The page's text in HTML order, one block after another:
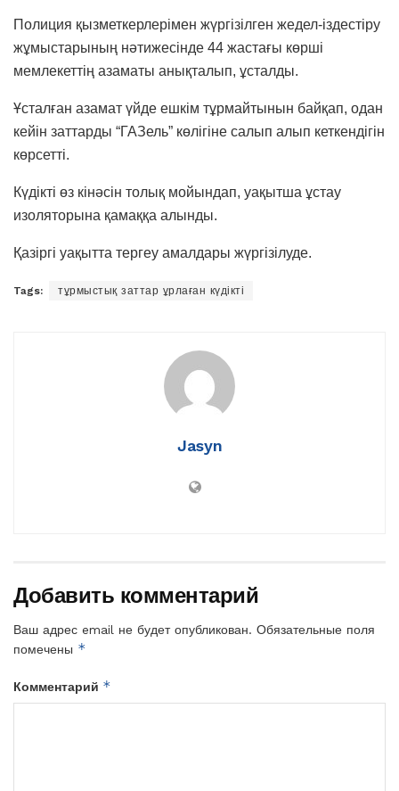
Полиция қызметкерлерімен жүргізілген жедел-іздестіру
жұмыстарының нәтижесінде 44 жастағы көрші
мемлекеттің азаматы анықталып, ұсталды.
Ұсталған азамат үйде ешкім тұрмайтынын байқап, одан
кейін заттарды “ГАЗель” көлігіне салып алып кеткендiгiн
көрсетті.
Күдікті өз кінәсін толық мойындап, уақытша ұстау
изоляторына қамаққа алынды.
Қазіргі уақытта тергеу амалдары жүргізілуде.
Tags: тұрмыстық заттар ұрлаған күдікті
Jasyn
Добавить комментарий
Ваш адрес email не будет опубликован. Обязательные поля
помечены *
Комментарий *